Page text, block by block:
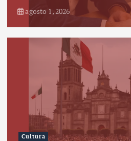
agosto 1, 2026
Cultura